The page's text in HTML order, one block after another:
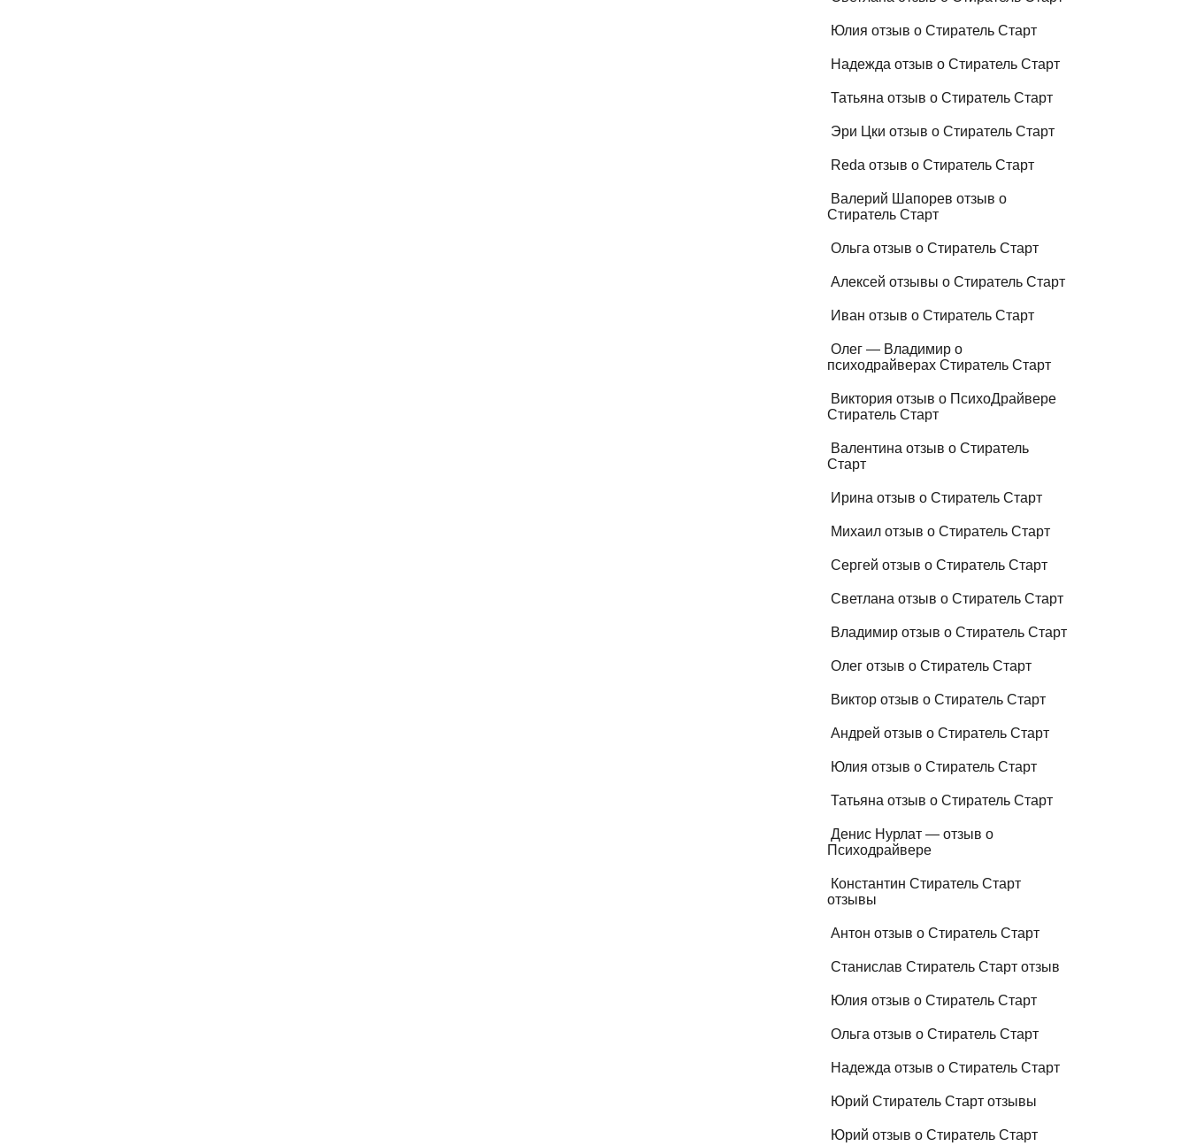
Юлия отзыв о Стиратель Старт
Надежда отзыв о Стиратель Старт
Татьяна отзыв о Стиратель Старт
Эри Цки отзыв о Стиратель Старт
Reda отзыв о Стиратель Старт
Валерий Шапорев отзыв о
Стиратель Старт
Ольга отзыв о Стиратель Старт
Алексей отзывы о Стиратель Старт
Иван отзыв о Стиратель Старт
Олег — Владимир о
психодрайверах Стиратель Старт
Виктория отзыв о ПсихоДрайвере
Стиратель Старт
Валентина отзыв о Стиратель
Старт
Ирина отзыв о Стиратель Старт
Михаил отзыв о Стиратель Старт
Сергей отзыв о Стиратель Старт
Светлана отзыв о Стиратель Старт
Владимир отзыв о Стиратель Старт
Олег отзыв о Стиратель Старт
Виктор отзыв о Стиратель Старт
Андрей отзыв о Стиратель Старт
Юлия отзыв о Стиратель Старт
Татьяна отзыв о Стиратель Старт
Денис Нурлат — отзыв о
Психодрайвере
Константин Стиратель Старт
отзывы
Антон отзыв о Стиратель Старт
Станислав Стиратель Старт отзыв
Юлия отзыв о Стиратель Старт
Ольга отзыв о Стиратель Старт
Надежда отзыв о Стиратель Старт
Юрий Стиратель Старт отзывы
Юрий отзыв о Стиратель Старт